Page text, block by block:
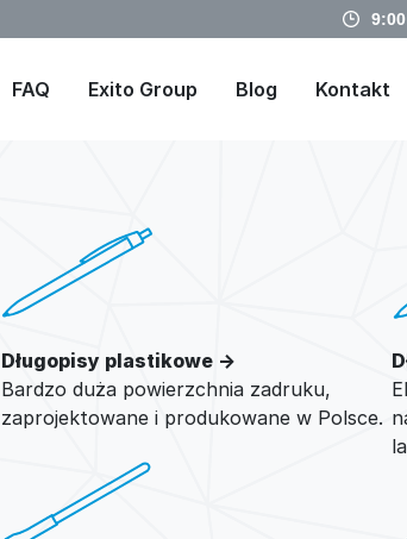
FAQ Exito Group Blog Kontakt
Długopisy plastikowe →
Bardzo duża powierzchnia zadruku,
zaprojektowane i produkowane w Polsce.